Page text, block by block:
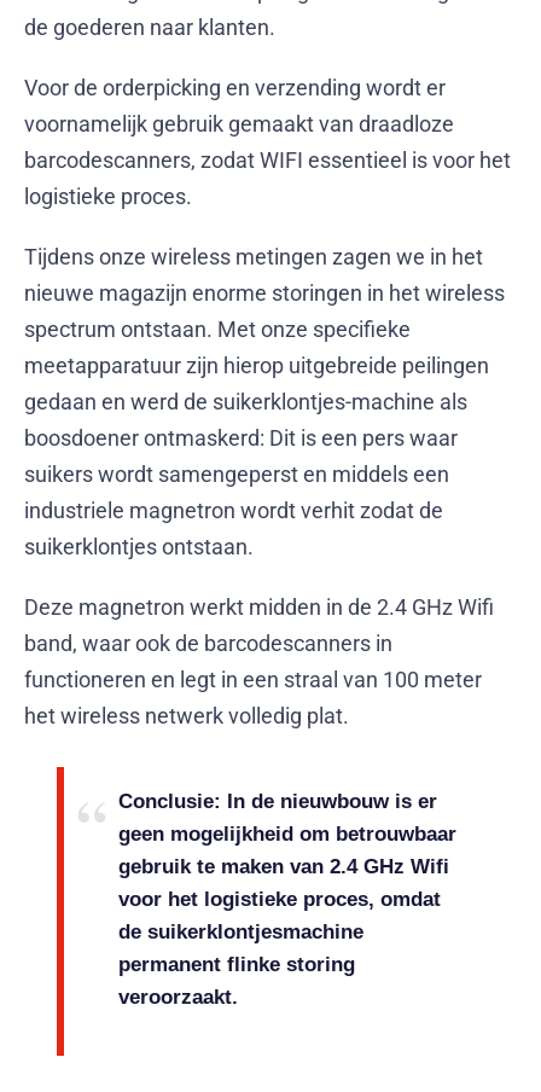
de goederen naar klanten.
Voor de orderpicking en verzending wordt er
voornamelijk gebruik gemaakt van draadloze
barcodescanners, zodat WIFI essentieel is voor het
logistieke proces.
Tijdens onze wireless metingen zagen we in het
nieuwe magazijn enorme storingen in het wireless
spectrum ontstaan. Met onze specifieke
meetapparatuur zijn hierop uitgebreide peilingen
gedaan en werd de suikerklontjes-machine als
boosdoener ontmaskerd: Dit is een pers waar
suikers wordt samengeperst en middels een
industriele magnetron wordt verhit zodat de
suikerklontjes ontstaan.
Deze magnetron werkt midden in de 2.4 GHz Wifi
band, waar ook de barcodescanners in
functioneren en legt in een straal van 100 meter
het wireless netwerk volledig plat.
Conclusie:
In de nieuwbouw is er
geen mogelijkheid om betrouwbaar
gebruik te maken van 2.4 GHz Wifi
voor het logistieke proces, omdat
de suikerklontjesmachine
permanent flinke storing
veroorzaakt.